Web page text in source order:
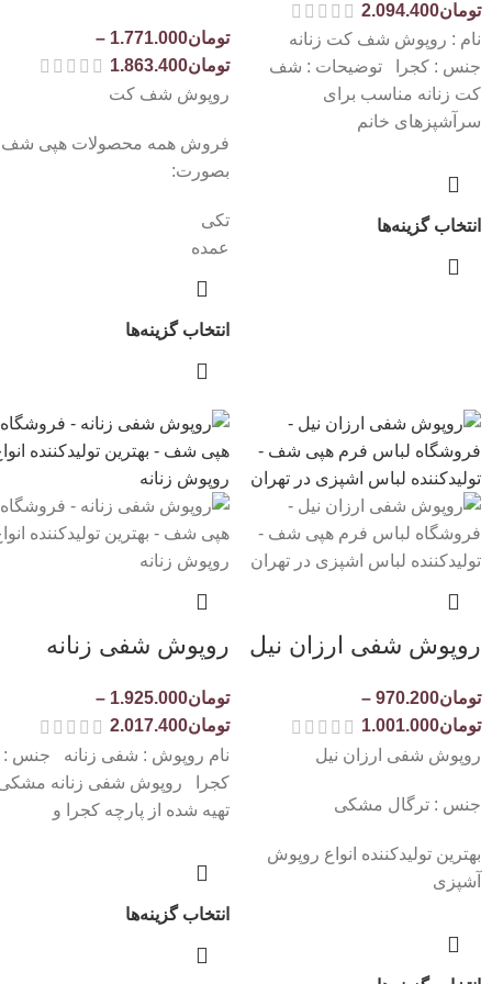
تومان2.094.400
نام : روپوش شف کت زنانه
جنس : کجرا توضیحات : شف
کت زنانه مناسب برای
سرآشپزهای خانم
انتخاب گزینه‌ها
تومان1.771.000
–
تومان1.863.400
روپوش شف کت
فروش همه محصولات هپی شف
بصورت:
تکی
عمده
انتخاب گزینه‌ها
روپوش شفی ارزان نیل
تومان970.200
–
تومان1.001.000
روپوش شفی ارزان نیل
جنس : ترگال مشکی
بهترین تولیدکننده انواع روپوش
آشپزی
روپوش شفی زنانه
تومان1.925.000
–
تومان2.017.400
نام روپوش : شفی زنانه جنس :
کجرا روپوش شفی زنانه
تهیه شده از پارچه کجرا و
انتخاب گزینه‌ها